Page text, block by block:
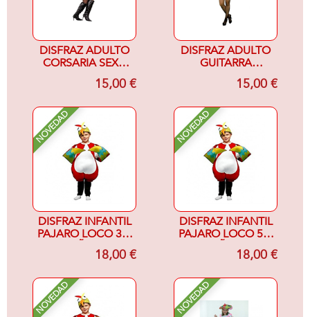
DISFRAZ ADULTO
CORSARIA SEXY-
MUJER-15,00 €
DISFRAZ ADULTO
GUITARRA
ELECTRICA15,00 €
NOVEDAD
DISFRAZ INFANTIL
PAJARO LOCO 3-4
AÑOS18,00 €
NOVEDAD
DISFRAZ INFANTIL
PAJARO LOCO 5-6
AÑOS18,00 €
NOVEDAD NOVEDAD